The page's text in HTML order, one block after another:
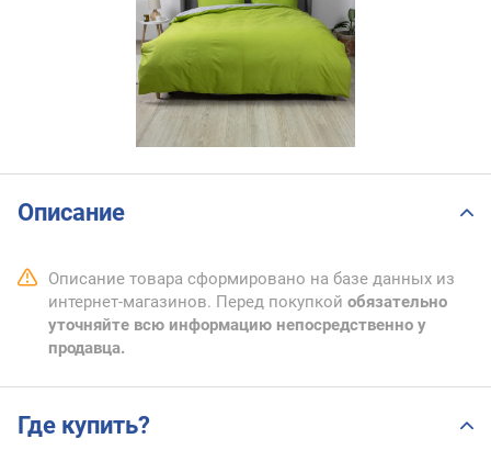
Описание
Описание товара сформировано на базе данных из
интернет-магазинов. Перед покупкой обязательно
уточняйте всю информацию непосредственно у
продавца.
Где купить?